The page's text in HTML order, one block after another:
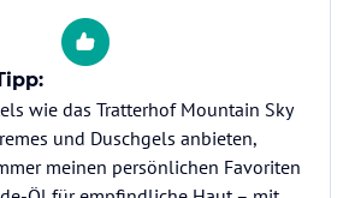
wie das Tratterhof Mountain Sky
und Duschgels anbieten,
meinen persönlichen Favoriten